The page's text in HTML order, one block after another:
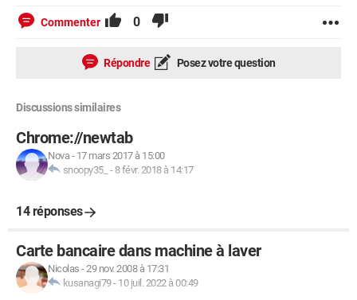
Commenter 0
Répondre Posez votre question
Discussions similaires
Chrome://newtab
Nova- 17 mars 2017 à 15:00
snoopy35_ - 8 févr. 2018 à 14:17
14 réponses
Carte bancaire dans machine à laver
Nicolas -29 nov. 2008 à 17:31
kusanagi79- 10 juil. 2022 à 00:49